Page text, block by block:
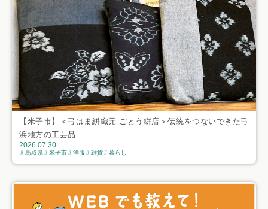
【米子市】＜弓はま絣織元 ごとう絣店＞伝統をつないできた弓
浜地方の工芸品
2026.07.30
鳥取県 米子市 洋服 雑貨 暮らし